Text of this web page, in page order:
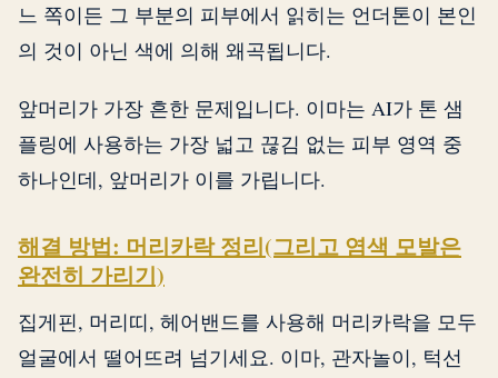
느 쪽이든 그 부분의 피부에서 읽히는 언더톤이 본인
의 것이 아닌 색에 의해 왜곡됩니다.
앞머리가 가장 흔한 문제입니다. 이마는 AI가 톤 샘
플링에 사용하는 가장 넓고 끊김 없는 피부 영역 중
하나인데, 앞머리가 이를 가립니다.
해결 방법: 머리카락 정리(그리고 염색 모발은
완전히 가리기)
집게핀, 머리띠, 헤어밴드를 사용해 머리카락을 모두
얼굴에서 떨어뜨려 넘기세요. 이마, 관자놀이, 턱선